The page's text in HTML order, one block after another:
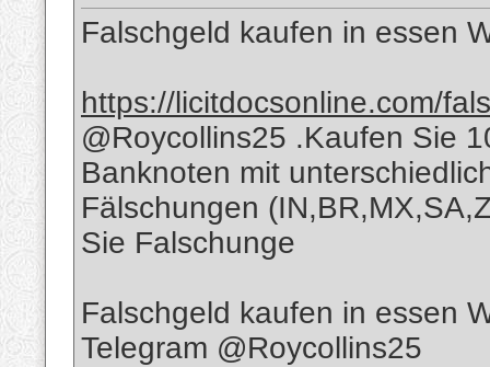
Falschgeld kaufen in essen
https://licitdocsonline.com/
@Roycollins25 .Kaufen Sie
Banknoten mit
Fälschungen
Sie Falschunge
Falschgeld kaufen in essen
Telegram @Roycollins25